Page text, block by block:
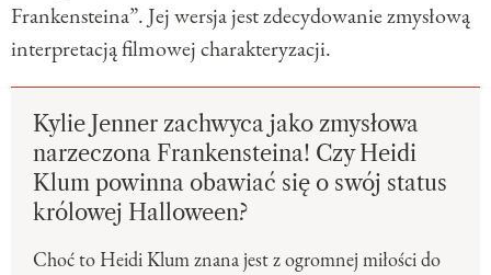
Frankensteina”. Jej wersja jest zdecydowanie zmysłową
interpretacją filmowej charakteryzacji.
Kylie Jenner zachwyca jako zmysłowa
narzeczona Frankensteina! Czy Heidi
Klum powinna obawiać się o swój status
królowej Halloween?
Choć to Heidi Klum znana jest z ogromnej miłości do